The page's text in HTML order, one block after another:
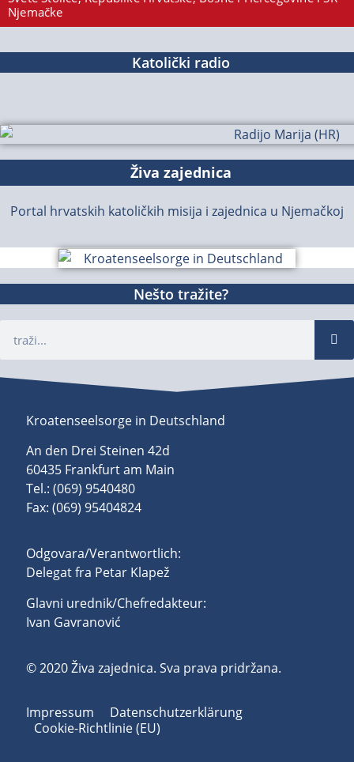
Njemačke
Katolički radio
Živa zajednica
Portal hrvatskih katoličkih misija i zajednica u Njemačkoj
Nešto tražite?
Kroatenseelsorge in Deutschland
An den Drei Steinen 42d
60435 Frankfurt am Main
Tel.: (069) 9540480
Fax: (069) 95404824
Odgovara/Verantwortlich:
Delegat fra Petar Klapež
Glavni urednik/Chefredakteur:
Ivan Gavranović
© 2020 Živa zajednica. Sva prava pridržana.
Impressum
Datenschutzerklärung
Cookie-Richtlinie (EU)